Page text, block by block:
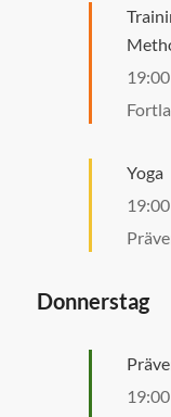
19:00
Yoga
19:00
Donnerstag
19:00